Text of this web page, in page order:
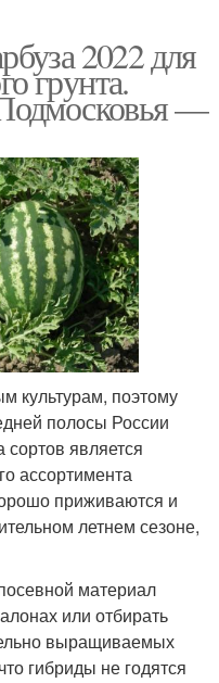
2022 для
грунта.
—
культурам, поэтому
полосы России
является
ассортимента
приживаются и
летнем сезоне,
материал
или отбирать
выращиваемых
гибриды не годятся